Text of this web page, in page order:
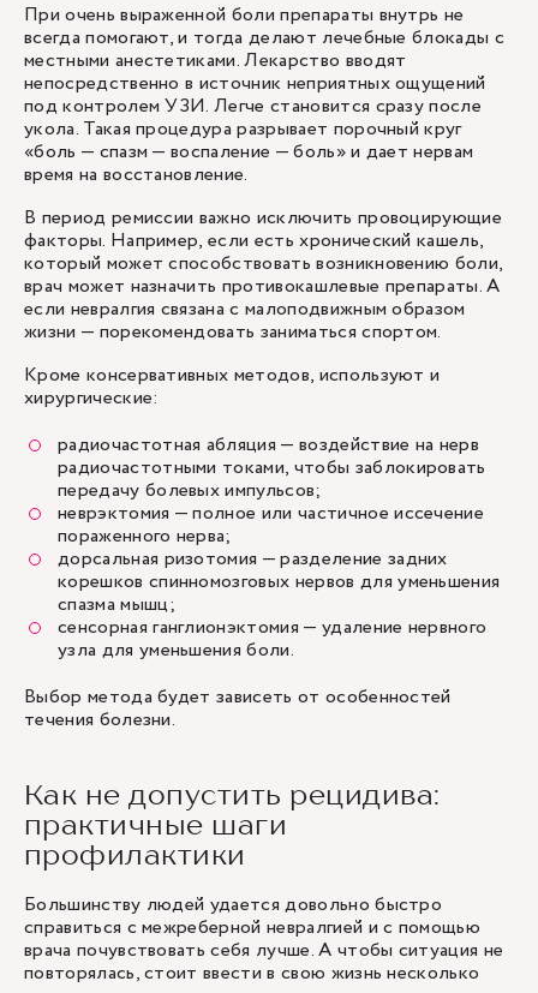
При очень выраженной боли препараты внутрь не
всегда помогают, и тогда делают лечебные блокады с
местными анестетиками. Лекарство вводят
непосредственно в источник неприятных ощущений
под контролем УЗИ. Легче становится сразу после
укола. Такая процедура разрывает порочный круг
«боль — спазм — воспаление — боль» и дает нервам
время на восстановление.
В период ремиссии важно исключить провоцирующие
факторы. Например, если есть хронический кашель,
который может способствовать возникновению боли,
врач может назначить противокашлевые препараты. А
если невралгия связана с малоподвижным образом
жизни — порекомендовать заниматься спортом.
Кроме консервативных методов, используют и
хирургические:
радиочастотная абляция — воздействие на нерв
радиочастотными токами, чтобы заблокировать
передачу болевых импульсов;
неврэктомия — полное или частичное иссечение
пораженного нерва;
дорсальная ризотомия — разделение задних
корешков спинномозговых нервов для уменьшения
спазма мышц;
сенсорная ганглионэктомия — удаление нервного
узла для уменьшения боли.
Выбор метода будет зависеть от особенностей
течения болезни.
Как не допустить рецидива:
практичные шаги
профилактики
Большинству людей удается довольно быстро
справиться с межреберной невралгией и с помощью
врача почувствовать себя лучше. А чтобы ситуация не
повторялась, стоит ввести в свою жизнь несколько